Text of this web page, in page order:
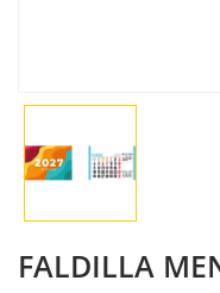
FALDILLA